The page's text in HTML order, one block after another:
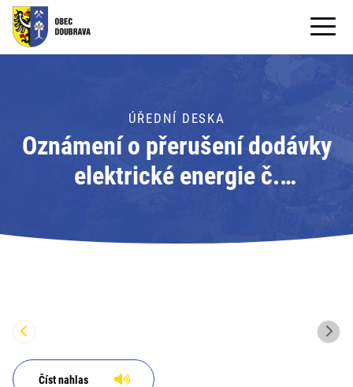
OBECNÍ ÚŘAD
PRO OBČANY
Formuláře ke stažení
PRO TURISTY
ÚŘEDNÍ DESKA
Oznámení o přerušení dodávky
elektrické energie č.
Distribuce, a.s.
Číst nahlas